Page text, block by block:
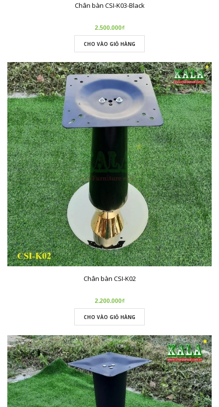
Chân bàn CSI-K03-Black
2.500.000₫
CHO VÀO GIỎ HÀNG
Chân bàn CSI-K02
2.200.000₫
CHO VÀO GIỎ HÀNG